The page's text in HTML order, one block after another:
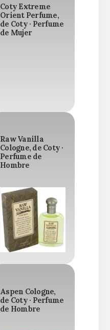
Coty Extreme
Orient Perfume,
de Coty · Perfume
de Mujer
Raw Vanilla
Cologne, de Coty ·
Perfume de
Hombre
Aspen Cologne,
de Coty · Perfume
de Hombre